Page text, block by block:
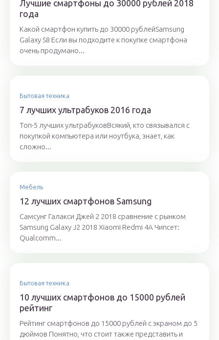
Лучшие смартфоны до 30000 рублей 2018
года
Какой смартфон купить до 30000 рублейSamsung
Galaxy S8 Если вы подходите к покупке смартфона
очень продумано...
Бытовая техника
7 лучших ультрабуков 2016 года
Топ-5 лучших ультрабуковВсякий, кто связывался с
покупкой компьютера или ноутбука, знает, как
сложно...
Мебель
12 лучших смартфонов Samsung
Самсунг Галакси Джей 2 2018 сравнение с рынком
Samsung Galaxy J2 2018 Xiaomi Redmi 4A Чипсет:
Qualcomm...
Бытовая техника
10 лучших смартфонов до 15000 рублей
рейтинг
Рейтинг смартфонов до 15000 рублей с экраном до 5
дюймов Понятно, что стоит также представить и